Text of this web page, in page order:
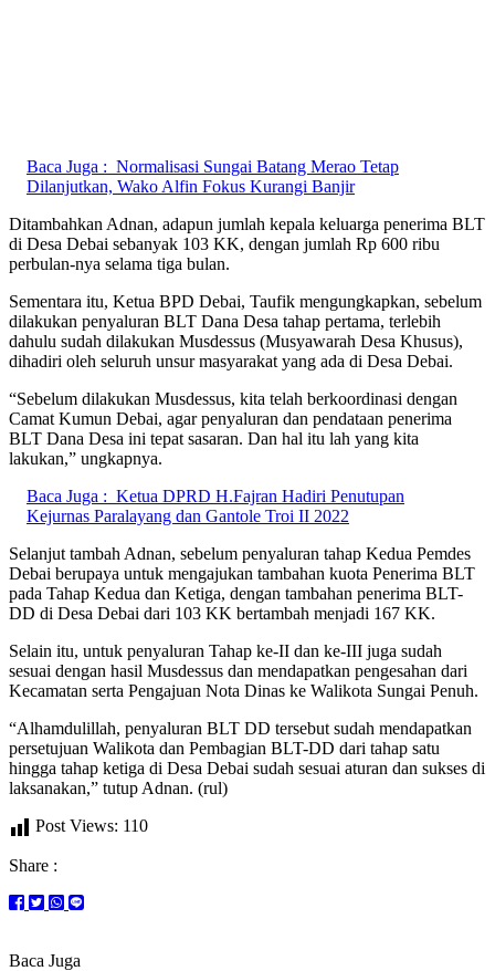
Baca Juga : Normalisasi Sungai Batang Merao Tetap
Dilanjutkan, Wako Alfin Fokus Kurangi Banjir
Ditambahkan Adnan, adapun jumlah kepala keluarga penerima BLT
di Desa Debai sebanyak 103 KK, dengan jumlah Rp 600 ribu
perbulan-nya selama tiga bulan.
Sementara itu, Ketua BPD Debai, Taufik mengungkapkan, sebelum
dilakukan penyaluran BLT Dana Desa tahap pertama, terlebih
dahulu sudah dilakukan Musdessus (Musyawarah Desa Khusus),
dihadiri oleh seluruh unsur masyarakat yang ada di Desa Debai.
“Sebelum dilakukan Musdessus, kita telah berkoordinasi dengan
Camat Kumun Debai, agar penyaluran dan pendataan penerima
BLT Dana Desa ini tepat sasaran. Dan hal itu lah yang kita
lakukan,” ungkapnya.
Baca Juga : Ketua DPRD H.Fajran Hadiri Penutupan
Kejurnas Paralayang dan Gantole Troi II 2022
Selanjut tambah Adnan, sebelum penyaluran tahap Kedua Pemdes
Debai berupaya untuk mengajukan tambahan kuota Penerima BLT
pada Tahap Kedua dan Ketiga, dengan tambahan penerima BLT-
DD di Desa Debai dari 103 KK bertambah menjadi 167 KK.
Selain itu, untuk penyaluran Tahap ke-II dan ke-III juga sudah
sesuai dengan hasil Musdessus dan mendapatkan pengesahan dari
Kecamatan serta Pengajuan Nota Dinas ke Walikota Sungai Penuh.
“Alhamdulillah, penyaluran BLT DD tersebut sudah mendapatkan
persetujuan Walikota dan Pembagian BLT-DD dari tahap satu
hingga tahap ketiga di Desa Debai sudah sesuai aturan dan sukses di
laksanakan,” tutup Adnan. (rul)
Post Views: 110
Share :
Baca Juga